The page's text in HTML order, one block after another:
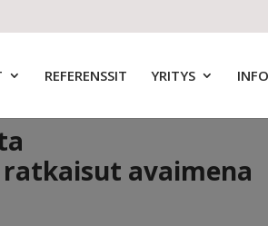
REFERENSSIT YRITYS
avaimena